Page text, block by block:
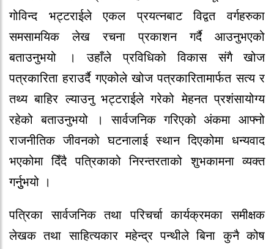
गोविन्द भट्टराईले एकल प्रयत्नबाट विद्वत वर्गहरुका
समसामयिक लेख रचना प्रकाशन गर्दै आउनुभएको
बताउनुभयो । उहाँले प्रविधिको विकास संगै खोज
पत्रकारिता हराउर्दै गएकोले खोज पत्रकारितामार्फत सत्य र
तथ्य बाहिर ल्याउनु भट्टराईले गरेको मेहनत प्रशंसायोग्य
रहेको बताउनुभयो । सार्वजनिक गरिएको अंकमा आफ्नो
राजनीतिक जीवनको घटनालाई स्थान दिएकोमा धन्यवाद
भएकोमा दिँदै पत्रिकाको निरन्तरताको शुभकामना व्यक्त
गर्नुुभयो ।
पत्रिका सार्वजनिक तथा परिचर्चा कार्यक्रमका समीक्षक
लेखक तथा साहित्यकार महेन्द्र पन्थीले बिना कुनै कोष